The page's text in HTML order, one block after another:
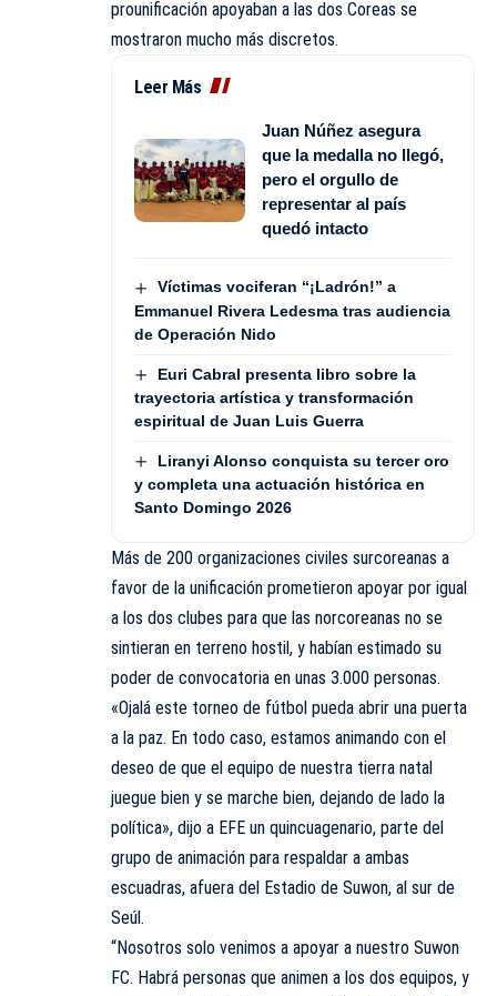
prounificación apoyaban a las dos Coreas se
mostraron mucho más discretos.
Leer Más
Juan Núñez asegura
que la medalla no llegó,
pero el orgullo de
representar al país
quedó intacto
Víctimas vociferan “¡Ladrón!” a
Emmanuel Rivera Ledesma tras audiencia
de Operación Nido
Euri Cabral presenta libro sobre la
trayectoria artística y transformación
espiritual de Juan Luis Guerra
Liranyi Alonso conquista su tercer oro
y completa una actuación histórica en
Santo Domingo 2026
Más de 200 organizaciones civiles surcoreanas a
favor de la unificación prometieron apoyar por igual
a los dos clubes para que las norcoreanas no se
sintieran en terreno hostil, y habían estimado su
poder de convocatoria en unas 3.000 personas.
«Ojalá este torneo de fútbol pueda abrir una puerta
a la paz. En todo caso, estamos animando con el
deseo de que el equipo de nuestra tierra natal
juegue bien y se marche bien, dejando de lado la
política», dijo a EFE un quincuagenario, parte del
grupo de animación para respaldar a ambas
escuadras, afuera del Estadio de Suwon, al sur de
Seúl.
“Nosotros solo venimos a apoyar a nuestro Suwon
FC. Habrá personas que animen a los dos equipos, y